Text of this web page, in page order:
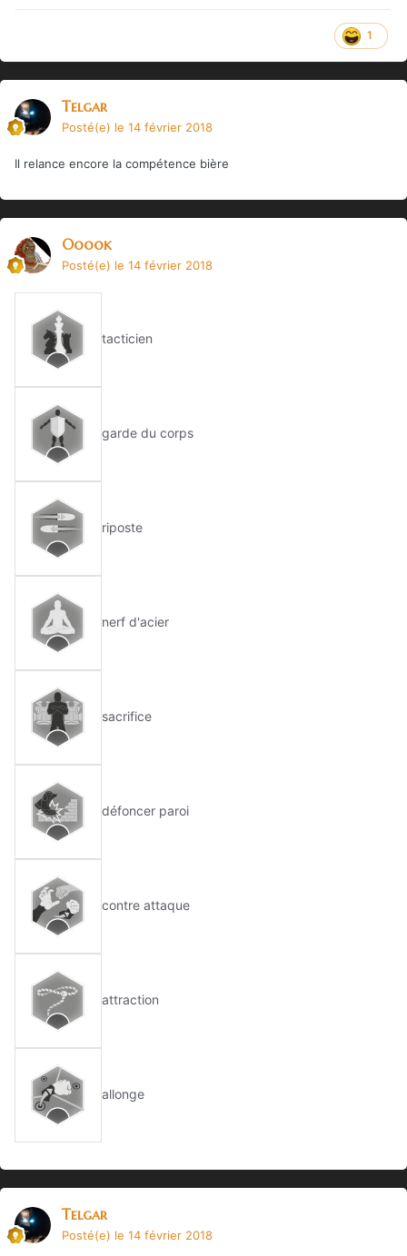
1
Telgar
Posté(e) le 14 février 2018
Il relance encore la compétence bière
Ooook
Posté(e) le 14 février 2018
tacticien
garde du corps
riposte
nerf d'acier
sacrifice
défoncer paroi
contre attaque
attraction
allonge
Telgar
Posté(e) le 14 février 2018